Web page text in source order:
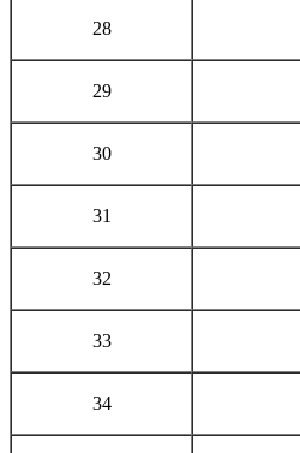
28
29
30
31
32
33
34